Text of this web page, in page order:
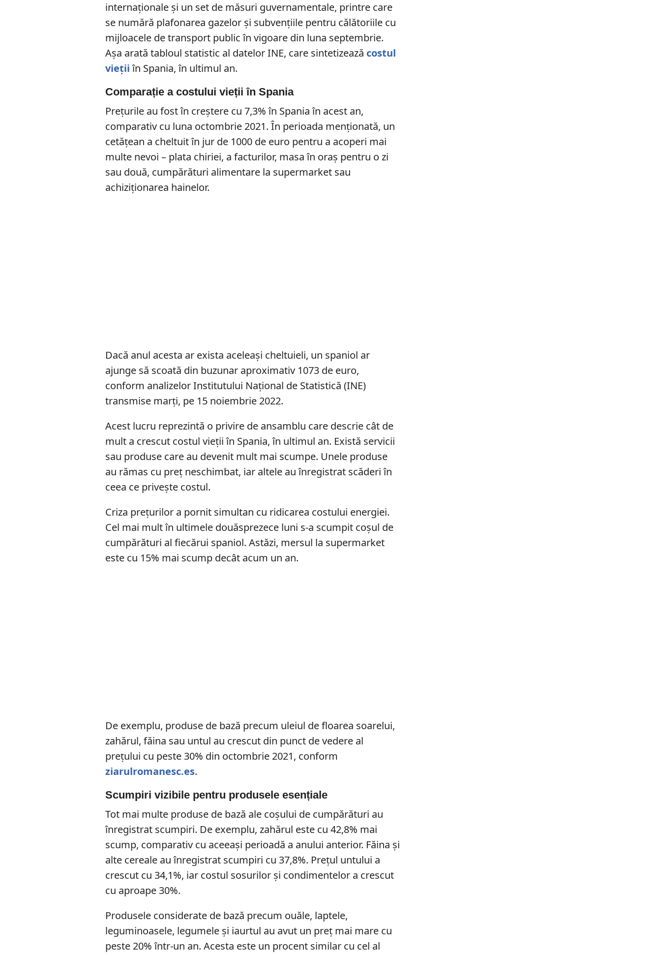
internaționale și un set de măsuri guvernamentale, printre care
se numără plafonarea gazelor și subvențiile pentru călătoriile cu
mijloacele de transport public în vigoare din luna septembrie.
Așa arată tabloul statistic al datelor INE, care sintetizează costul
viețiiîn Spania, în ultimul an.
Comparație a costului vieții în Spania
Prețurile au fost în creștere cu 7,3% în Spania în acest an,
comparativ cu luna octombrie 2021. În perioada menționată, un
cetățean a cheltuit în jur de 1000 de euro pentru a acoperi mai
multe nevoi – plata chiriei, a facturilor, masa în oraș pentru o zi
sau două, cumpărături alimentare la supermarket sau
achiziționarea hainelor.
Dacă anul acesta ar exista aceleași cheltuieli, un spaniol ar
ajunge să scoată din buzunar aproximativ 1073 de euro,
conform analizelor Institutului Național de Statistică (INE)
transmise marți, pe 15 noiembrie 2022.
Acest lucru reprezintă o privire de ansamblu care descrie cât de
mult a crescut costul vieții în Spania, în ultimul an. Există servicii
sau produse care au devenit mult mai scumpe. Unele produse
au rămas cu preț neschimbat, iar altele au înregistrat scăderi în
ceea ce privește costul.
Criza prețurilor a pornit simultan cu ridicarea costului energiei.
Cel mai mult în ultimele douăsprezece luni s-a scumpit coșul de
cumpărături al fiecărui spaniol. Astăzi, mersul la supermarket
este cu 15% mai scump decât acum un an.
De exemplu, produse de bază precum uleiul de floarea soarelui,
zahărul, făina sau untul au crescut din punct de vedere al
prețului cu peste 30% din octombrie 2021, conform
ziarulromanesc.es.
Scumpiri vizibile pentru produsele esențiale
Tot mai multe produse de bază ale coșului de cumpărături au
înregistrat scumpiri. De exemplu, zahărul este cu 42,8% mai
scump, comparativ cu aceeași perioadă a anului anterior. Făina și
alte cereale au înregistrat scumpiri cu 37,8%. Prețul untului a
crescut cu 34,1%, iar costul sosurilor și condimentelor a crescut
cu aproape 30%.
Produsele considerate de bază precum ouăle, laptele,
leguminoasele, legumele și iaurtul au avut un preț mai mare cu
peste 20% într-un an. Acesta este un procent similar cu cel al